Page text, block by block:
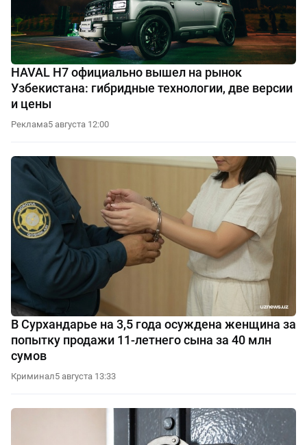
HAVAL H7 официально вышел на рынок
Узбекистана: гибридные технологии, две версии
и цены
Реклама5 августа 12:00
В Сурхандарье на 3,5 года осуждена женщина за
попытку продажи 11-летнего сына за 40 млн
сумов
Криминал5 августа 13:33